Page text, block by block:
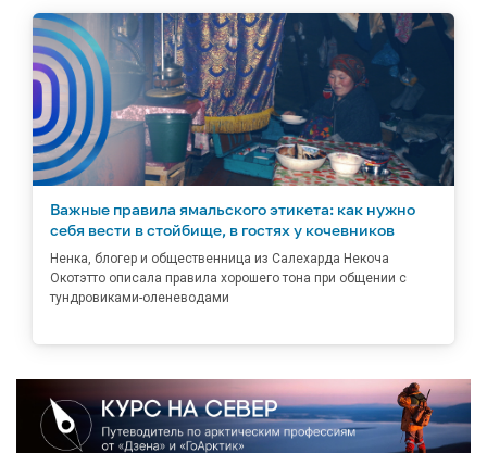
Важные правила ямальского этикета: как нужно
себя вести в стойбище, в гостях у кочевников
Ненка, блогер и общественница из Салехарда Некоча
Окотэтто описала правила хорошего тона при общении с
тундровиками-оленеводами